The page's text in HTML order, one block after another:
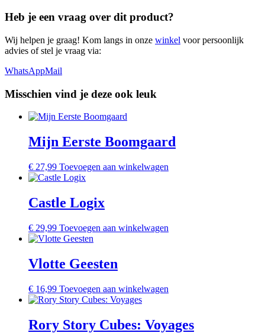
Heb je een vraag over dit product?
Wij helpen je graag! Kom langs in onze winkel voor persoonlijk
advies of stel je vraag via:
WhatsAppMail
Misschien vind je deze ook leuk
Mijn Eerste Boomgaard
€ 27,99 Toevoegen aan winkelwagen
Castle Logix
€ 29,99 Toevoegen aan winkelwagen
Vlotte Geesten
€ 16,99 Toevoegen aan winkelwagen
Rory Story Cubes: Voyages